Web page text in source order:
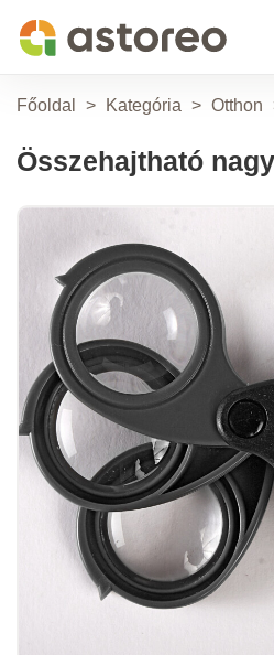
Főoldal > Kategória > Otthon
Összehajtható